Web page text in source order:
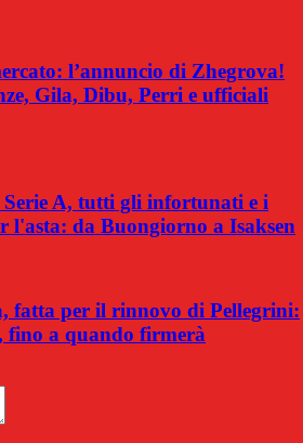
l’annuncio di Zhegrova!
Gila, Dibu, Perri e ufficiali
A, tutti gli infortunati e i
l'asta: da Buongiorno a Isaksen
fatta per il rinnovo di Pellegrini:
fino a quando firmerà